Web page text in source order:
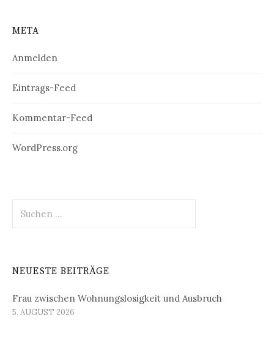
META
Anmelden
Eintrags-Feed
Kommentar-Feed
WordPress.org
nach:
NEUESTE BEITRÄGE
Frau zwischen Wohnungslosigkeit und Ausbruch
5. AUGUST 2026